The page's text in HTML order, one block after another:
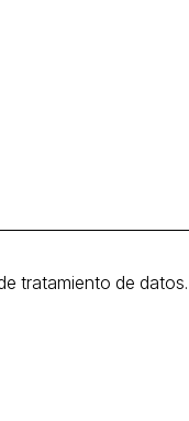
tratamiento de datos.